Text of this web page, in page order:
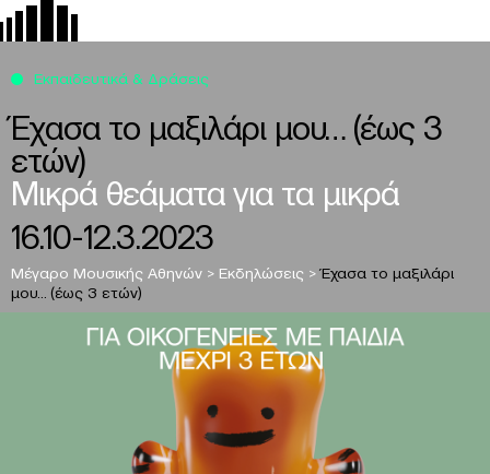
Έχασα το μαξιλάρι μου… (έως 3
ετών)
Μικρά θεάματα για τα μικρά
16.10-12.3.2023
Μέγαρο Μουσικής Αθηνών > Εκδηλώσεις >Έχασα το μαξιλάρι
μου… (έως 3 ετών)
Εκπαιδευτικά & Δράσεις